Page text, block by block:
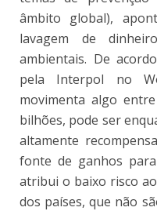
âmbito global),
lavagem de
ambientais. De
pela Interpol no
movimenta algo
bilhões, pode ser
altamente
fonte de ganhos para
atribui o baixo risco
dos países, que não